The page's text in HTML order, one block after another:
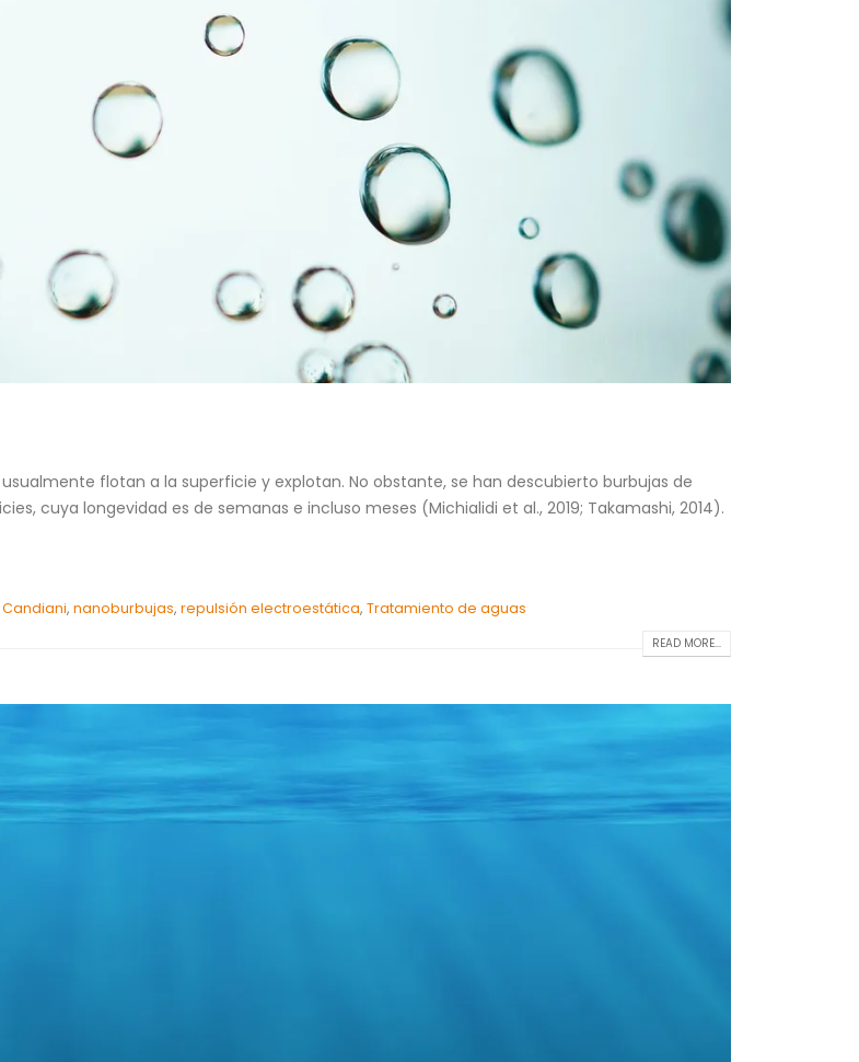
flotan a la superficie y explotan. No obstante, se han descubierto burbujas de
cuya longevidad es de semanas e incluso meses (Michialidi et al., 2019; Takamashi, 2014).
, nanoburbujas, repulsión electroestática, Tratamiento de aguas
READ MORE...